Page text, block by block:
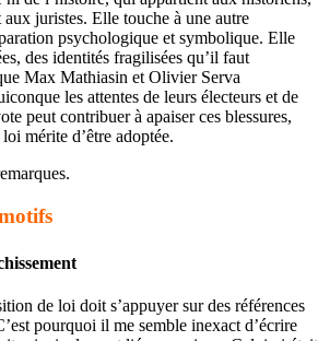
juristes. Elle touche à une autre
psychologique et symbolique. Elle
des identités fragilisées qu’il faut
Max Mathiasin et Olivier Serva
les attentes de leurs électeurs et de
peut contribuer à apaiser ces blessures,
mérite d’être adoptée.
de loi doit s’appuyer sur des références
pourquoi il me semble inexact d’écrire